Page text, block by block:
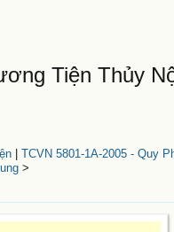
Tiện Thủy
TCVN 5801-1A-2005 - Quy
>